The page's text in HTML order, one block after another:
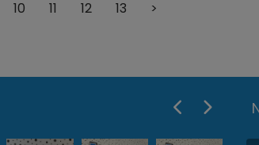
résumé de cet entretien : Le grand jour est
10 11 12 13 >